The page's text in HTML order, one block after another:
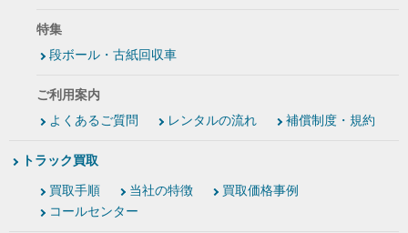
特集
段ボール・古紙回収車
ご利用案内
よくあるご質問
レンタルの流れ 補償制度・規約
トラック買取
買取手順 当社の特徴
買取価格事例
コールセンター